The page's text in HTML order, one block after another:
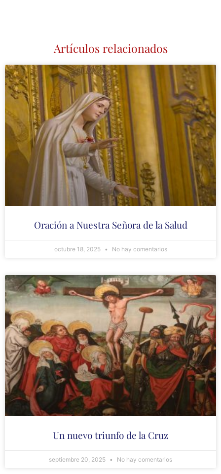
Artículos relacionados
Oración a Nuestra Señora de la Salud
octubre 18, 2025 No hay comentarios
Un nuevo triunfo de la Cruz
septiembre 20, 2025 No hay comentarios